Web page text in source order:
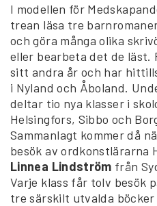
I modellen för
trean läsa tre
och göra många olika
eller bearbeta det de läst.
sitt andra år och har
i Nyland och Åboland.
deltar tio nya klasser i
Helsingfors, Sibbo och
Sammanlagt kommer då
besök av ordkonstlärarna
Linnea Lindström från
Varje klass får tolv besök
tre särskilt utvalda